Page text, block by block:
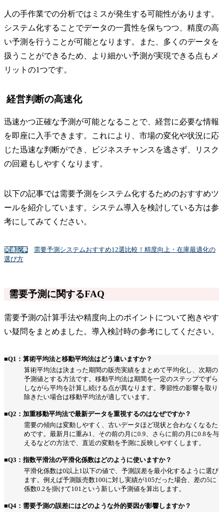
人の手作業での分析ではミスが発生する可能性があります。
システム化することでデータの一貫性を保ちつつ、精度の高
い予測を行うことが可能となります。また、多くのデータを
扱うことができるため、より細かい予測が実現できる点もメ
リットの1つです。
経営判断の高速化
迅速かつ正確な予測が可能となることで、経営に必要な情報
を即座に入手できます。これにより、市場の変化や状況に応
じた迅速な判断ができ、ビジネスチャンスを逃さず、リスク
の回避もしやすくなります。
以下の記事では需要予測をシステム化するためのおすすめツ
ールを紹介しています。システム導入を検討している方は参
考にしてみてください。
関連記事
需要予測システムおすすめ12選比較！精度向上・在庫最適化の
選び方
需要予測に関するFAQ
需要予測の計算手法や精度向上のポイントについて抱きやす
い疑問をまとめました。導入検討時の参考にしてください。
■Q1：算術平均法と移動平均法はどう違いますか？
算術平均法は決まった期間の販売実績をまとめて平均化し、次期の
予測値とする方法です。移動平均法は期間を一定のステップでずら
しながら平均を計算し続ける点が異なります。季節性の影響を取り
除きたい場合は移動平均法が適しています。
■Q2：加重移動平均法で最新データを重視するのはなぜですか？
需要の傾向は変動しやすく、古いデータほど現状と合わなくなるた
めです。最新月に重み1、その前の月に0.9、さらに前の月に0.8を与
えるなどの方法で、直近の変動を予測に反映しやすくします。
■Q3：指数平滑法の平滑化係数はどのように使いますか？
平滑化係数は0以上1以下の値で、予測誤差を最小化するように選び
ます。例えば予測販売数100に対し実績が105だった場合、差の5に
係数0.2を掛けて101という新しい予測値を算出します。
■Q4：需要予測の誤差にはどのような外的要因が影響しますか？